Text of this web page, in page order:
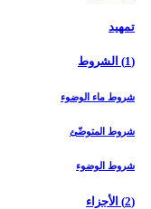
تمهيد
(1) الشروط
شروط ماء الوضوء
شروط المتوضّئ
شروط الوضوء
(2) الأجزاء